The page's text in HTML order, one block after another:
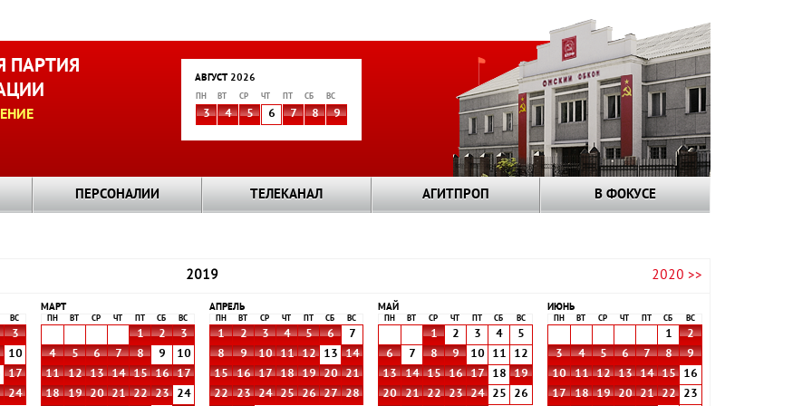
ПАРТИЯ
АВГУСТ 2026
ПН ВТ СР ЧТ СБ ВС
3 4 5 6 7 8 9
ПЕРСОНАЛИИ ТЕЛЕКАНАЛ АГИТПРОП В ФОКУСЕ
2019 2020 >>
ВС
3
10
17
24
МАРТ
ПН ВТ СР ЧТ СБ ВС
1 2
3
4
5 6 7 8 9
10
11
12 13 14 15 16
17
18
19 20 21 22 23
24
АПРЕЛЬ
ПН ВТ СР ЧТ СБ ВС
1 2 3 4 5 6
7
8
9 10 11 12 13
14
15
16 17 18 19 20
21
22
23 24 25 26 27
28
МАЙ
ПН ВТ СР ЧТ СБ ВС
1 2 3 4
5
6
7 8 9 10 11
12
13
14 15 16 17 18
19
20
21 22 23 24 25
26
ИЮНЬ
ПН ВТ СР ЧТ СБ ВС
1
2
3
4 5 6 7 8
9
10
11 12 13 14 15
16
17
18 19 20 21 22
23